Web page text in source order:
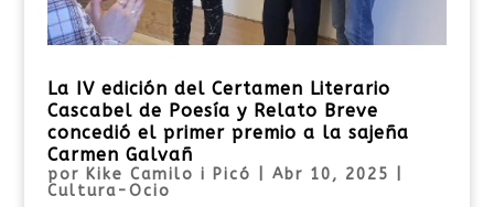
La IV edición del Certamen Literario
Cascabel de Poesía y Relato Breve
concedió el primer premio a la sajeña
Carmen Galvañ
por Kike Camilo i Picó Abr 10, 2025
Cultura-Ocio